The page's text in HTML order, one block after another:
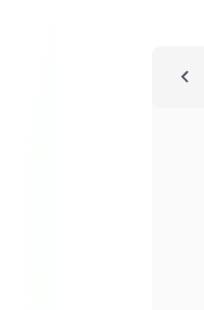
بیمه مسافرتی ملت